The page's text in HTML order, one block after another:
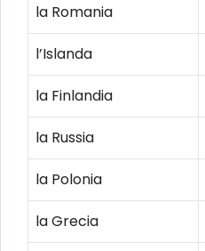
la Romania
l’Islanda
la Finlandia
la Russia
la Polonia
la Grecia